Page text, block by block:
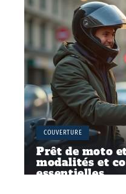
COUVERTURE
Prêt de moto
modalités et
essentielles